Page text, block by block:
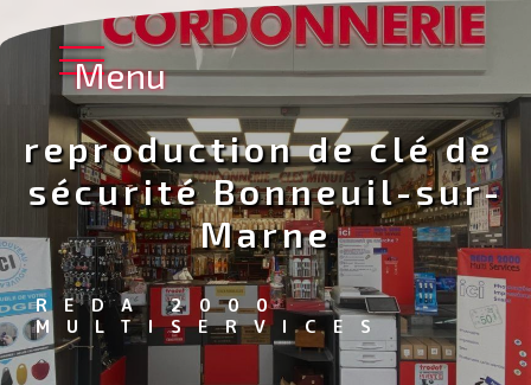
Menu
reproduction de clé de
sécurité Bonneuil-sur-
Marne
REDA 2000
MULTISERVICES
Panneau de gestion des cookies